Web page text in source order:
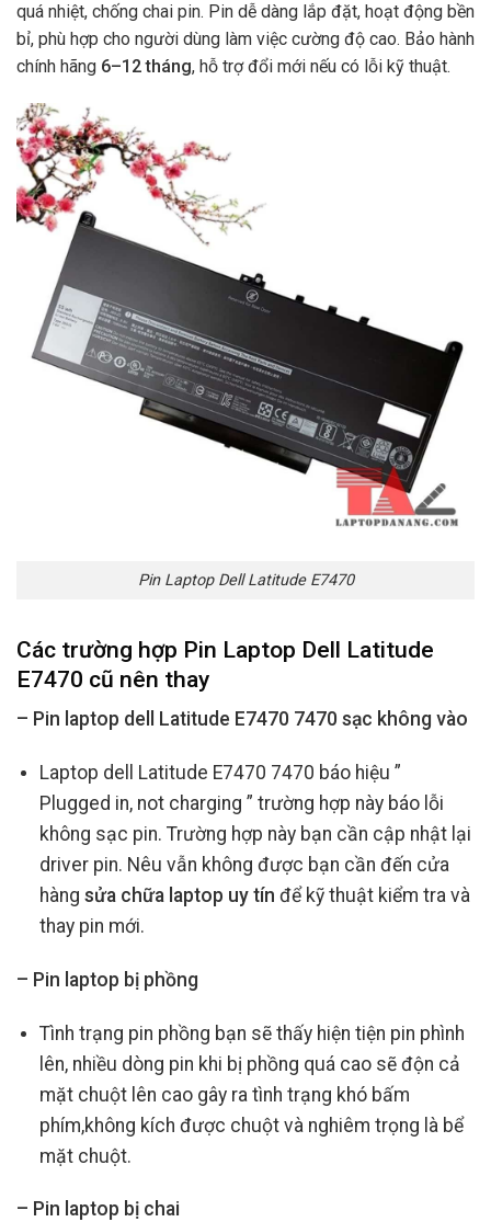
quá nhiệt, chống chai pin. Pin dễ dàng lắp đặt, hoạt động bền
bỉ, phù hợp cho người dùng làm việc cường độ cao. Bảo hành
chính hãng 6–12 tháng, hỗ trợ đổi mới nếu có lỗi kỹ thuật.
Pin Laptop Dell Latitude E7470
Các trường hợp Pin Laptop Dell Latitude
E7470 cũ nên thay
– Pin laptop dell Latitude E7470 7470 sạc không vào
Laptop dell Latitude E7470 7470 báo hiệu ”
Plugged in, not charging ” trường hợp này báo lỗi
không sạc pin. Trường hợp này bạn cần cập nhật lại
driver pin. Nêu vẫn không được bạn cần đến cửa
hàng sửa chữa laptop uy tín để kỹ thuật kiểm tra và
thay pin mới.
– Pin laptop bị phồng
Tình trạng pin phồng bạn sẽ thấy hiện tiện pin phình
lên, nhiều dòng pin khi bị phồng quá cao sẽ độn cả
mặt chuột lên cao gây ra tình trạng khó bấm
phím,không kích được chuột và nghiêm trọng là bể
mặt chuột.
– Pin laptop bị chai